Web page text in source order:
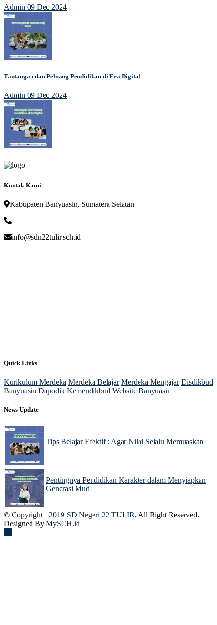
Admin 09 Dec 2024
Tantangan dan Peluang Pendidikan di Era Digital
Admin 09 Dec 2024
Kontak Kami
Kabupaten Banyuasin, Sumatera Selatan
info@sdn22tulir.sch.id
Quick Links
Kurikulum Merdeka Merdeka Belajar Merdeka Mengajar Disdikbud
Banyuasin Dapodik Kemendikbud Website Banyuasin
News Update
Tips Belajar Efektif : Agar Nilai Selalu Memuaskan
Pentingnya Pendidikan Karakter dalam Menyiapkan
Generasi Mud
© Copyright - 2019-SD Negeri 22 TULIR, All Right Reserved.
Designed By MySCH.id